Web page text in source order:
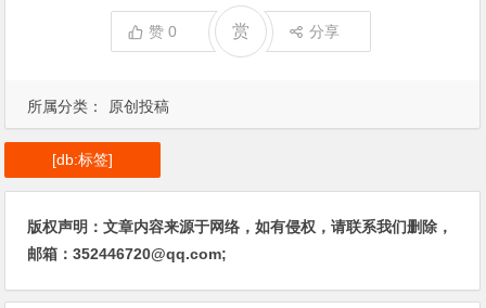
所属分类： 原创投稿
赞0 赏 分享
[db:标签]
版权声明：文章内容来源于网络，如有侵权，请联系我们删除，
邮箱：352446720@qq.com;